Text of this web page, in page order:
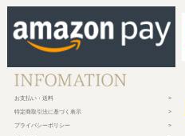
お支払い・送料
特定商取引法に基づく表示
プライバシーポリシー